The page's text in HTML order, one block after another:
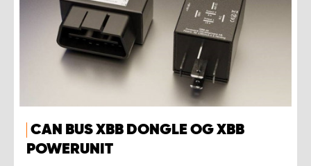
CAN BUS XBB DONGLE OG XBB
POWERUNIT